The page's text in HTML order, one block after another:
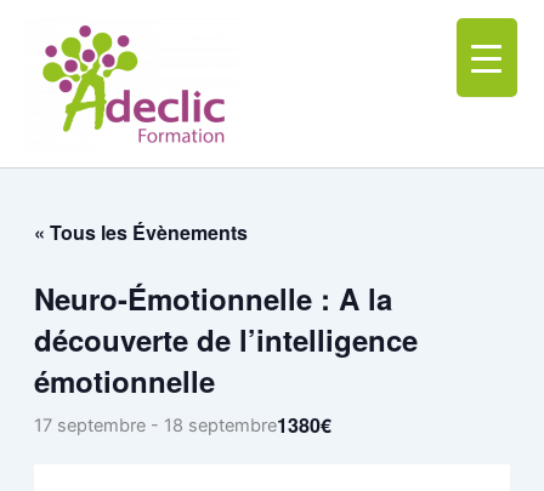
contenu
« Tous les Évènements
Neuro-Émotionnelle : A la
découverte de l’intelligence
émotionnelle
17 septembre- 18 septembre1380€